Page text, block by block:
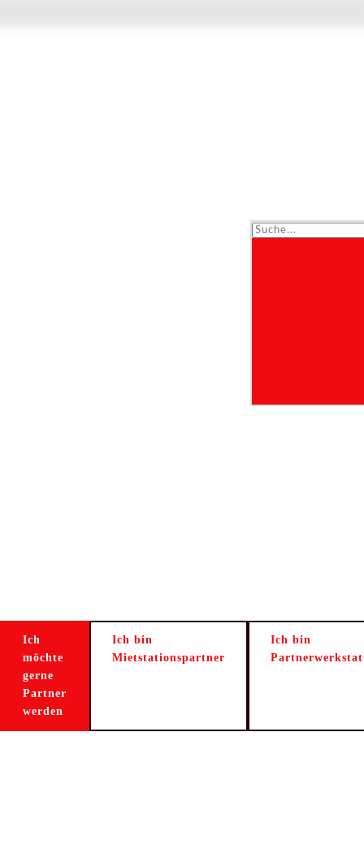
Suche...
Ich
möchte
gerne
Partner
werden
Ich bin
Mietstationspartner
Ich bin